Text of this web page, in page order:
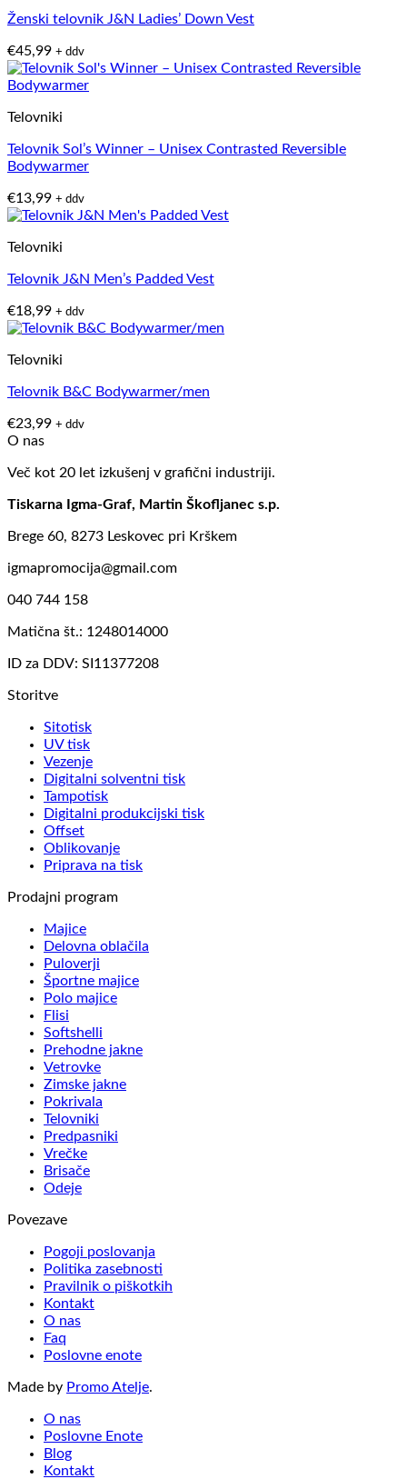
Ženski telovnik J&N Ladies’ Down Vest
€45,99 + ddv
Telovniki
Telovnik Sol’s Winner – Unisex Contrasted Reversible
Bodywarmer
€13,99 + ddv
Telovniki
Telovnik J&N Men’s Padded Vest
€18,99 + ddv
Telovniki
Telovnik B&C Bodywarmer/men
€23,99 + ddv
O nas
Več kot 20 let izkušenj v grafični industriji.
Tiskarna Igma-Graf, Martin Škofljanec s.p.
Brege 60, 8273 Leskovec pri Krškem
igmapromocija@gmail.com
040 744 158
Matična št.: 1248014000
ID za DDV: SI11377208
Storitve
Sitotisk
UV tisk
Vezenje
Digitalni solventni tisk
Tampotisk
Digitalni produkcijski tisk
Offset
Oblikovanje
Priprava na tisk
Prodajni program
Majice
Delovna oblačila
Puloverji
Športne majice
Polo majice
Flisi
Softshelli
Prehodne jakne
Vetrovke
Zimske jakne
Pokrivala
Telovniki
Predpasniki
Vrečke
Brisače
Odeje
Povezave
Pogoji poslovanja
Politika zasebnosti
Pravilnik o piškotkih
Kontakt
O nas
Faq
Poslovne enote
Made by Promo Atelje.
O nas
Poslovne Enote
Blog
Kontakt